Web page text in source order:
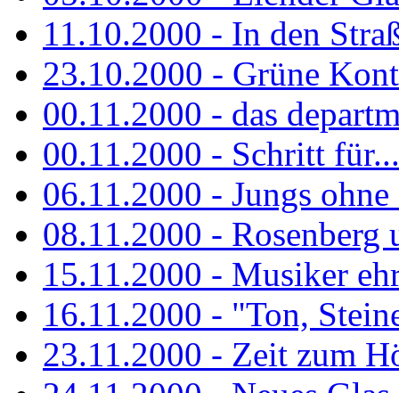
11.10.2000 - In den
23.10.2000 - Grüne
00.11.2000 - das
00.11.2000 - Schritt
06.11.2000 - Jungs
08.11.2000 - Rosenberg
15.11.2000 - Musiker
16.11.2000 - "Ton,
23.11.2000 - Zeit zum